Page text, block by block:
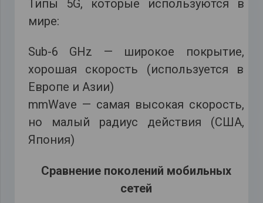
Типы 5G, которые используются в
мире:
Sub-6 GHz — широкое покрытие,
хорошая скорость (используется в
Европе и Азии)
mmWave — самая высокая скорость,
но малый радиус действия (США,
Япония)
Сравнение поколений мобильных
сетей